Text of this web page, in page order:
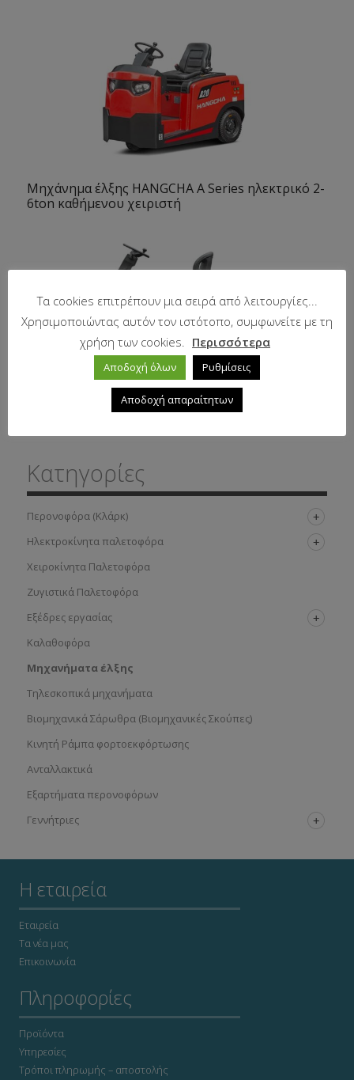
Κατηγορίες
Περονοφόρα (Κλάρκ)
Ηλεκτροκίνητα παλετοφόρα
Χειροκίνητα Παλετοφόρα
Ζυγιστικά Παλετοφόρα
Εξέδρες εργασίας
Καλαθοφόρα
Μηχανήματα έλξης
Τηλεσκοπικά μηχανήματα
Βιομηχανικά Σάρωθρα (Βιομηχανικές Σκούπες)
Κινητή Ράμπα φορτοεκφόρτωσης
Ανταλλακτικά
Εξαρτήματα περονοφόρων
Γεννήτριες
Μηχάνημα έλξης HANGCHA A Series ηλεκτρικό 2-
6ton καθήμενου χειριστή
Μηχάνημα έλξης HANGCHA X Series ηλεκτρικό 6-
10ton καθήμενου χειριστή
Η εταιρεία
Εταιρεία
Τα νέα μας
Επικοινωνία
Πληροφορίες
Προϊόντα
Υπηρεσίες
Τρόποι πληρωμής – αποστολής
Τα cookies επιτρέπουν μια σειρά από λειτουργίες...
Χρησιμοποιώντας αυτόν τον ιστότοπο, συμφωνείτε με τη
χρήση των cookies.
Περισσότερα
Αποδοχή όλων Ρυθμίσεις
Αποδοχή απαραίτητων